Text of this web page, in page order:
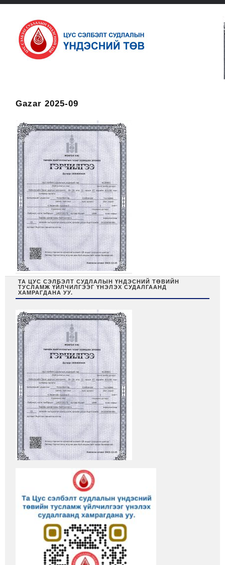
Gazar 2025-09
ТА ЦУС СЭЛБЭЛТ СУДЛАЛЫН ҮНДЭСНИЙ ТӨВИЙН
ТУСЛАМЖ ҮЙЛЧИЛГЭЭГ ҮНЭЛЭХ СУДАЛГААНД
ХАМРАГДАНА УУ.